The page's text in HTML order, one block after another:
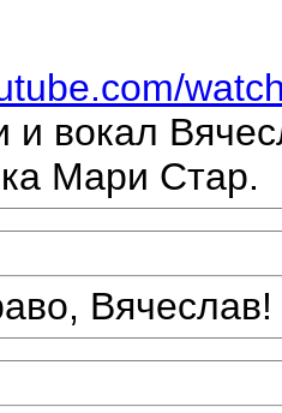
и вокал
Мари Стар.
Вячеслав!